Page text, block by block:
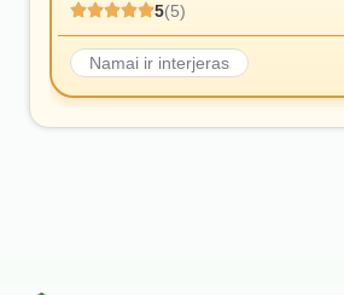
5(5)
Namai ir interjeras